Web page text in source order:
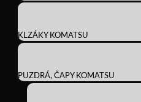
KLZÁKY KOMATSU
PUZDRÁ, ČAPY KOMATSU